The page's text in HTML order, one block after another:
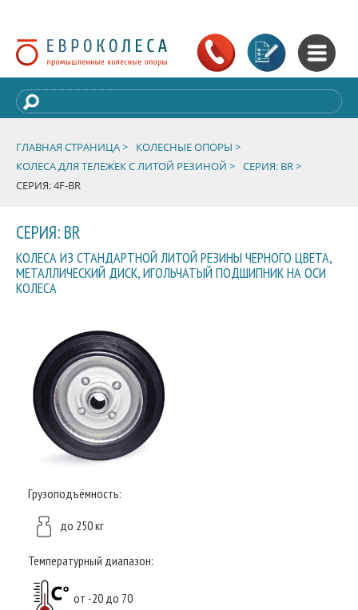
ГЛАВНАЯ СТРАНИЦА >
КОЛЕСНЫЕ ОПОРЫ >
КОЛЕСА ДЛЯ ТЕЛЕЖЕК С ЛИТОЙ РЕЗИНОЙ > СЕРИЯ: BR >
СЕРИЯ: 4F-BR
СЕРИЯ: BR
КОЛЕСА ИЗ СТАНДАРТНОЙ ЛИТОЙ РЕЗИНЫ ЧЕРНОГО ЦВЕТА,
МЕТАЛЛИЧЕСКИЙ ДИСК, ИГОЛЬЧАТЫЙ ПОДШИПНИК НА ОСИ
КОЛЕСА
Грузоподъёмность:
до 250 кг
Температурный диапазон:
от -20 до 70